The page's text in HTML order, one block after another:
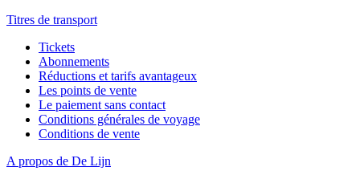
Titres de transport
Tickets
Abonnements
Réductions et tarifs avantageux
Les points de vente
Le paiement sans contact
Conditions générales de voyage
Conditions de vente
A propos de De Lijn